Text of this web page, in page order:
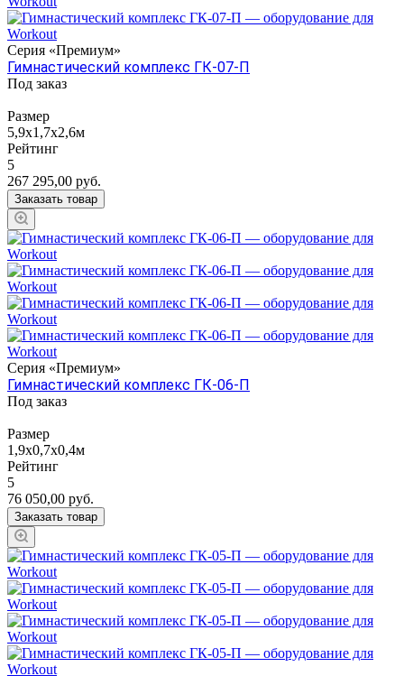
Серия «Премиум»
Гимнастический комплекс ГК-07-П
Под заказ
Размер
5,9х1,7х2,6м
Рейтинг
5
267 295,00 руб.
Заказать товар
Серия «Премиум»
Гимнастический комплекс ГК-06-П
Под заказ
Размер
1,9х0,7х0,4м
Рейтинг
5
76 050,00 руб.
Заказать товар